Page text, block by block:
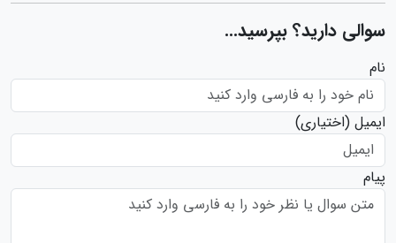
سوالی دارید؟ بپرسید...
نام
ایمیل (اختیاری)
پیام